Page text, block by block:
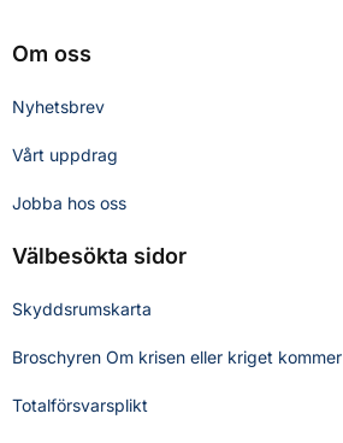
Om oss
Nyhetsbrev
Vårt uppdrag
Jobba hos oss
Välbesökta sidor
Skyddsrumskarta
Broschyren Om krisen eller kriget kommer
Totalförsvarsplikt